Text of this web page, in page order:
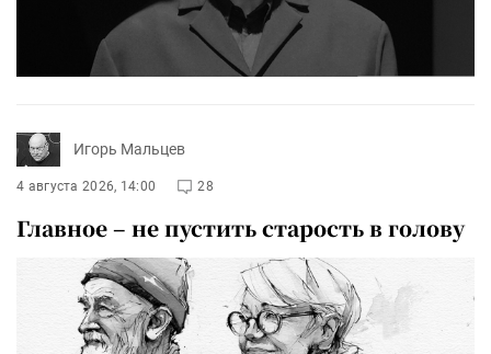
Игорь Мальцев
4 августа 2026, 14:00 28
Главное – не пустить старость в голову